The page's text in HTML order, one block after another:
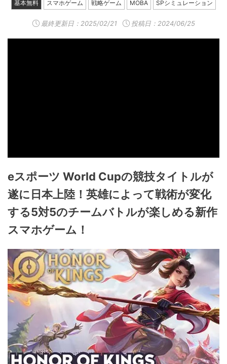
基本無料 スマホゲーム 戦略ゲーム MOBA SPシミュレーション
最終更新日： 2025/02/21 投稿日：2024/06/25
eスポーツ World Cupの競技タイトルが
遂に日本上陸！英雄によって戦術が変化
する5対5のチームバトルが楽しめる新作
スマホゲーム！